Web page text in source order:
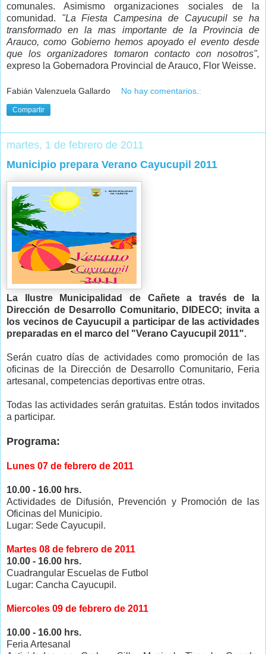
comunales. Asimismo organizaciones sociales de la
comunidad. "La Fiesta Campesina de Cayucupil se ha
transformado en la mas importante de la Provincia de
Arauco, como Gobierno hemos apoyado el evento desde
que los organizadores tomaron contacto con nosotros",
expreso la Gobernadora Provincial de Arauco, Flor Weisse.
Fabián Valenzuela Gallardo No hay comentarios.:
Compartir
martes, 1 de febrero de 2011
Municipio prepara Verano Cayucupil 2011
La Ilustre Municipalidad de Cañete a través de la
Dirección de Desarrollo Comunitario, DIDECO; invita a
los vecinos de Cayucupil a participar de las actividades
preparadas en el marco del "Verano Cayucupil 2011".
Serán cuatro días de actividades como promoción de las
oficinas de la Dirección de Desarrollo Comunitario, Feria
artesanal, competencias deportivas entre otras.
Todas las actividades serán gratuitas. Están todos invitados
a participar.
Programa:
Lunes 07 de febrero de 2011
10.00 - 16.00 hrs.
Actividades de Difusión, Prevención y Promoción de las
Oficinas del Municipio.
Lugar: Sede Cayucupil.
Martes 08 de febrero de 2011
10.00 - 16.00 hrs.
Cuadrangular Escuelas de Futbol
Lugar: Cancha Cayucupil.
Miercoles 09 de febrero de 2011
10.00 - 16.00 hrs.
Feria Artesanal